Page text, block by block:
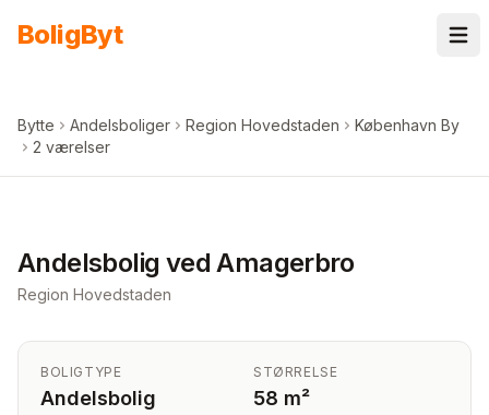
BoligByt
Bytte Andelsboliger Region Hovedstaden
København By
2 værelser
Andelsbolig ved Amagerbro
Region Hovedstaden
BOLIGTYPE
Andelsbolig
STØRRELSE
58 m²